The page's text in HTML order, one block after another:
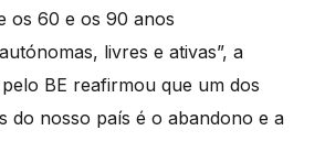
os 60 e os 90 anos
livres e ativas”, a
BE reafirmou que um dos
do nosso país é o abandono e a